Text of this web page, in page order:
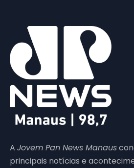
A Jovem Pan News Manaus
principais notícias e